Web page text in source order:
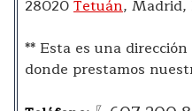
28020Tetuán, Madrid,
** Esta es una
donde prestamos